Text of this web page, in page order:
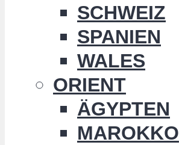
SCHWEIZ
SPANIEN
WALES
ORIENT
ÄGYPTEN
MAROKKO